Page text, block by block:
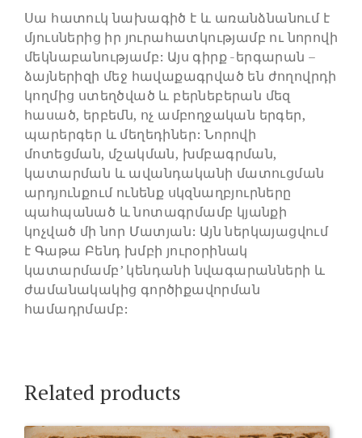
Սա հատուկ նախագիծ է և առանձնանում է
մյուսներից իր յուրահատկությամբ ու նորովի
մեկնաբանությամբ: Այս գիրք -երգարան –
ձայներիզի մեջ հավաքագրված են ժողովրդի
կողմից ստեղծված և բերնեբերան մեզ
հասած, երբեմն, ոչ ամբողջական երգեր,
պարերգեր և մեղեդիներ: Նորովի
մոտեցման, մշակման, խմբագրման,
կատարման և ավանդականի մատուցման
արդյունքում ունենք սկզնաղբյուրները
պահպանած և նոտագրմամբ կյանքի
կոչված մի նոր Մատյան: Այն ներկայացվում
է Գաթա Բենդ խմբի յուրօրինակ
կատարմամբ’ կենդանի նվագարանների և
ժամանակակից գործիքավորման
համադրմամբ:
Related products